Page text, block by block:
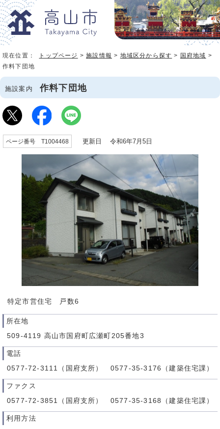
現在位置： トップページ >施設情報 > 地域区分から探す > 国府地域 >
作料下団地
施設案内 作料下団地
ページ番号 T1004468 更新日 令和6年7月5日
特定市営住宅 戸数6
所在地
509-4119 高山市国府町広瀬町205番地3
電話
0577-72-3111（国府支所） 0577-35-3176（建築住宅課）
ファクス
0577-72-3851（国府支所） 0577-35-3168（建築住宅課）
利用方法